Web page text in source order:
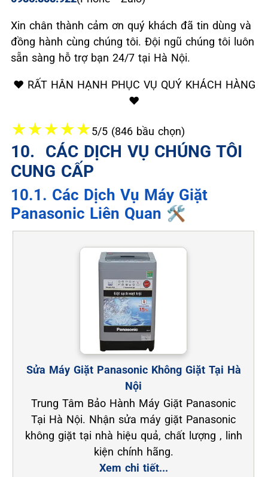
Xin chân thành cảm ơn quý khách đã tin dùng và
đồng hành cùng chúng tôi. Đội ngũ chúng tôi luôn
sẵn sàng hỗ trợ bạn 24/7 tại Hà Nội.
❤️ RẤT HÂN HẠNH PHỤC VỤ QUÝ KHÁCH HÀNG
❤️
★★★★★5/5 (846 bầu chọn)
10. ️ CÁC DỊCH VỤ CHÚNG TÔI
CUNG CẤP
10.1. Các Dịch Vụ Máy Giặt
Panasonic Liên Quan 🛠️
Sửa Máy Giặt Panasonic Không Giặt Tại Hà
Nội
Trung Tâm Bảo Hành Máy Giặt Panasonic
Tại Hà Nội. Nhận sửa máy giặt Panasonic
không giặt tại nhà hiệu quả, chất lượng , linh
kiện chính hãng.
Xem chi tiết...